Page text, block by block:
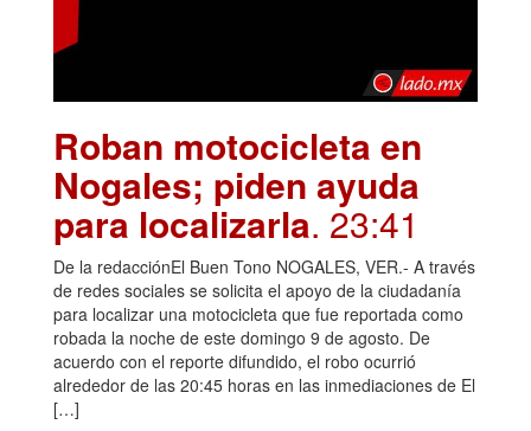
Roban motocicleta en
Nogales; piden ayuda
para localizarla. 23:41
De la redacciónEl Buen Tono NOGALES, VER.- A través
de redes sociales se solicita el apoyo de la ciudadanía
para localizar una motocicleta que fue reportada como
robada la noche de este domingo 9 de agosto. De
acuerdo con el reporte difundido, el robo ocurrió
alrededor de las 20:45 horas en las inmediaciones de El
[…]